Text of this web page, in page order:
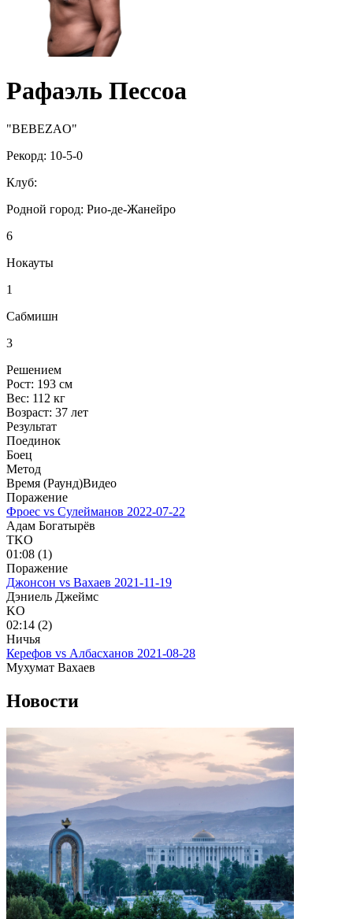
Рафаэль Пессоа
"BEBEZAO"
Рекорд: 10-5-0
Клуб:
Родной город: Рио-де-Жанейро
6
Нокауты
1
Сабмишн
3
Решением
Рост: 193 см
Вес: 112 кг
Возраст: 37 лет
Результат
Поединок
Боец
Метод
Время (Раунд)Видео
Поражение
Фроес vs Сулейманов 2022-07-22
Адам Богатырёв
TKO
01:08 (1)
Поражение
Джонсон vs Вахаев 2021-11-19
Дэниель Джеймс
KO
02:14 (2)
Ничья
Керефов vs Албасханов 2021-08-28
Мухумат Вахаев
Новости